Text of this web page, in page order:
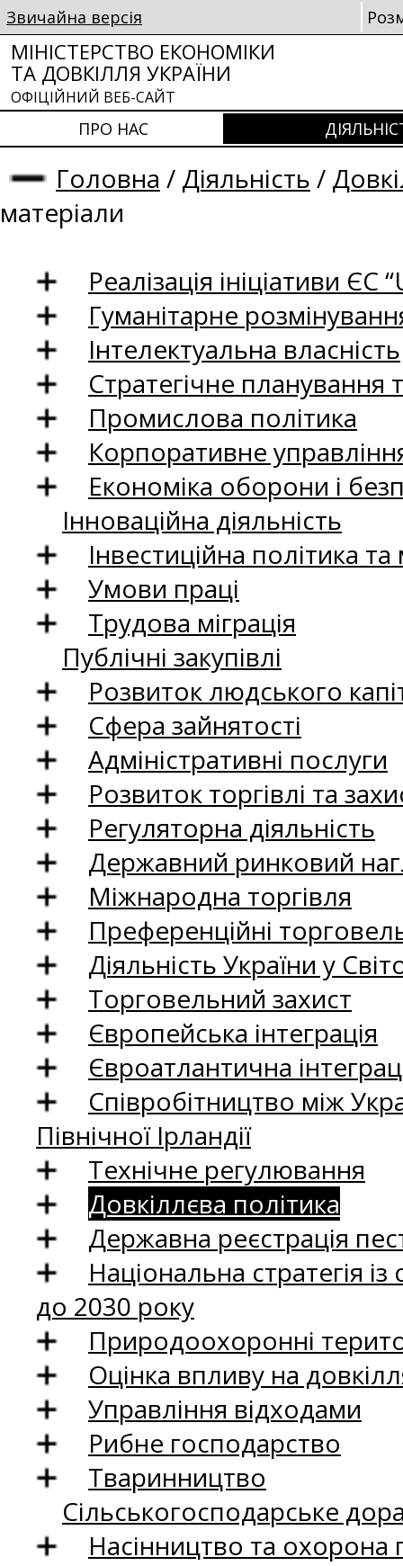
Звичайна версія
МІНІСТЕРСТВО ЕКОНОМІКИ
ТА ДОВКІЛЛЯ УКРАЇНИ
ОФІЦІЙНИЙ ВЕБ-САЙТ
ПРО НАС
Головна / Діяльність /
матеріали
Реалізація ініціативи ЄС
Гуманітарне
Інтелектуальна власність
Стратегічне
Промислова політика
Корпоративне
Економіка оборони і
Інноваційна діяльність
Інвестиційна політика
Умови праці
Трудова міграція
Публічні закупівлі
Розвиток людського
Сфера зайнятості
Адміністративні послуги
Розвиток торгівлі та
Регуляторна діяльність
Державний ринковий
Міжнародна торгівля
Преференційні
Діяльність України у
Торговельний захист
Європейська інтеграція
Євроатлантична
Співробітництво між
Північної Ірландії
Технічне регулювання
Довкіллєва політика
Державна реєстрація
Національна стратегія
до 2030 року
Природоохоронні
Оцінка впливу на
Управління відходами
Рибне господарство
Тваринництво
Сільськогосподарське
Насінництво та